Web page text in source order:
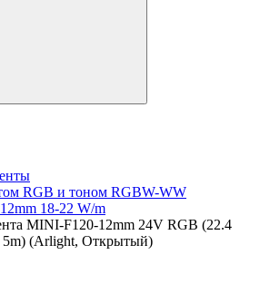
RGB и тоном RGBW-WW
18-22 W/m
MINI-F120-12mm 24V RGB (22.4
5m) (Arlight, Открытый)